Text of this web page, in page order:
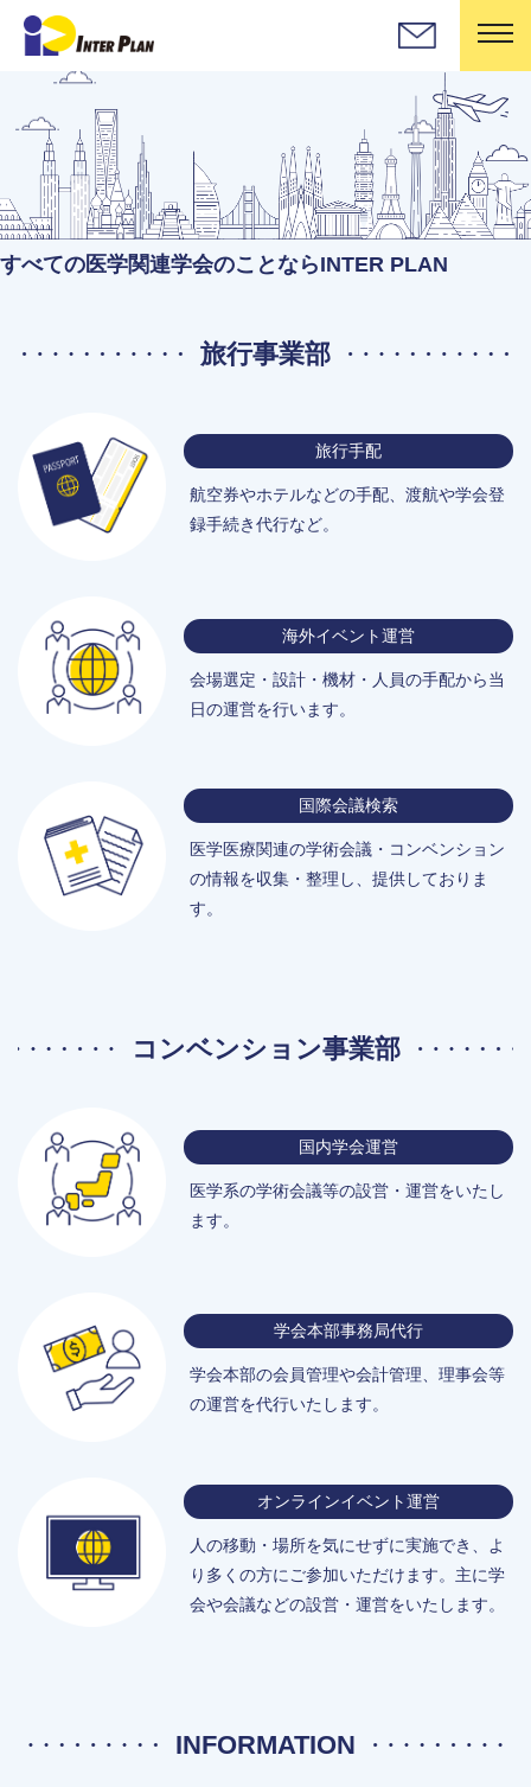
すべての医学関連学会のことならINTER PLAN
旅行事業部
旅行手配
航空券やホテルなどの手配、渡航や学会登
録手続き代行など。
海外イベント運営
会場選定・設計・機材・人員の手配から当
日の運営を行います。
国際会議検索
医学医療関連の学術会議・ コンベンション
の情報を収集・整理し、提供しておりま
す。
コンベンション事業部
国内学会運営
医学系の学術会議等の設営・運営をいたし
ます。
学会本部事務局代行
学会本部の会員管理や会計管理、理事会等
の運営を代行いたします。
オンラインイベント運営
人の移動・場所を気にせずに実施でき、よ
り多くの方にご参加いただけます。主に学
会や会議などの設営・運営をいたします。
INFORMATION